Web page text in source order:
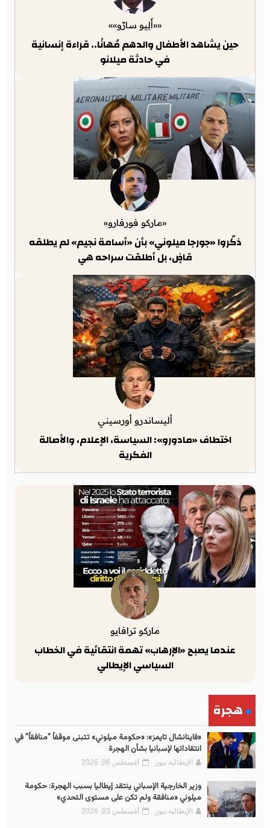
««أَلِيو سارّو»»
حين يشاهد الأطفال والدهم مُهانًا.. قراءة إنسانية
في حادثة ميلانو
«ماركو فورفارو»
ذكّروا «جورجا ميلوني» بأن «أسامة نجيم» لم يطلقه
قاضٍ، بل أطلقت سراحه هي
أليساندرو أورسيني
اختطاف «مادورو»: السياسة، الإعلام، والأصالة
الفكرية
ماركو ترافايو
عندما يصبح «الإرهاب» تهمة انتقائية في الخطاب
السياسي الإيطالي
هجرة
«فاينانشال تايمز»: «حكومة ميلوني» تتبنى موقفاً "منافقاً" في
انتقاداتها لإسبانيا بشأن الهجرة
الإيطالية نيوز أغسطس 06, 2026
وزير الخارجية الإسباني ينتقد إيطاليا بسبب الهجرة: حكومة
ميلوني «منافقة ولم تكن على مستوى التحدي»
الإيطالية نيوز أغسطس 03, 2026